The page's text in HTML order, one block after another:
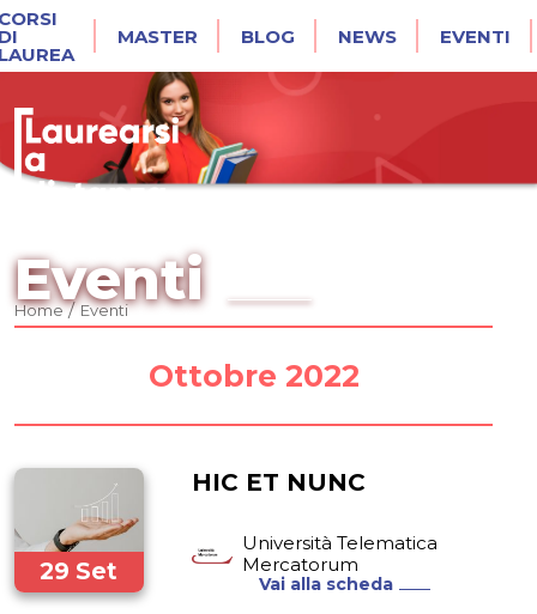
MASTER BLOG NEWS EVENTI
Eventi
Home/ Eventi
Ottobre 2022
29 Set
HIC ET NUNC
Università Telematica
Mercatorum
Vai alla scheda